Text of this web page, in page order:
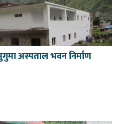
अस्पताल भवन निर्माण